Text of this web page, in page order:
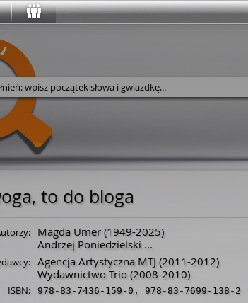
Wyszukaj w serwisie
to do bloga
Magda Umer (1949-2025)
Andrzej Poniedzielski ...
Agencja Artystyczna MTJ (2011-2012)
Wydawnictwo Trio (2008-2010)
ISBN: 978-83-7436-159-0 , 978-83-7699-138-2